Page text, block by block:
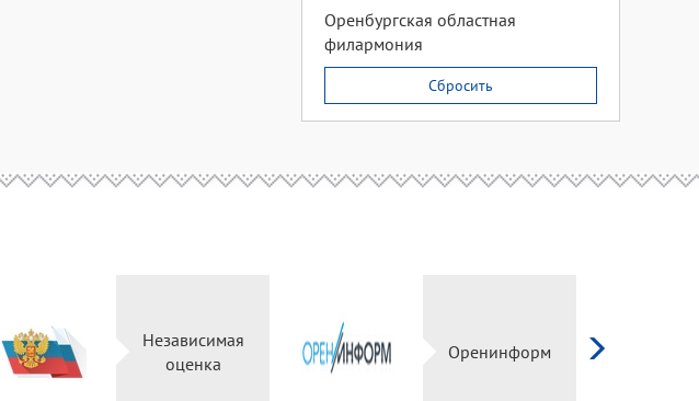
Оренбургская областная
филармония
Сбросить
Независимая
оценка
Оренинформ